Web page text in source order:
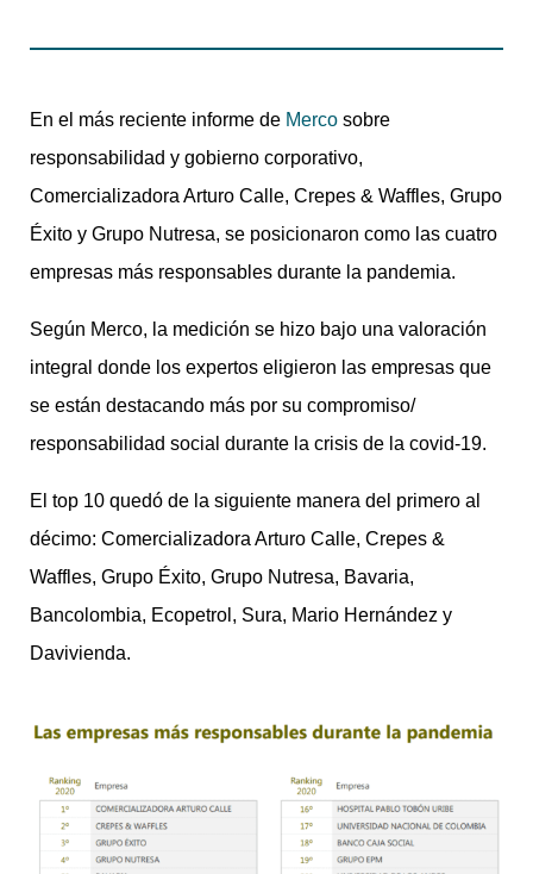
En el más reciente informe de Merco sobre
responsabilidad y gobierno corporativo,
Comercializadora Arturo Calle, Crepes & Waffles, Grupo
Éxito y Grupo Nutresa, se posicionaron como las cuatro
empresas más responsables durante la pandemia.
Según Merco, la medición se hizo bajo una valoración
integral donde los expertos eligieron las empresas que
se están destacando más por su compromiso/
responsabilidad social durante la crisis de la covid-19.
El top 10 quedó de la siguiente manera del primero al
décimo: Comercializadora Arturo Calle, Crepes &
Waffles, Grupo Éxito, Grupo Nutresa, Bavaria,
Bancolombia, Ecopetrol, Sura, Mario Hernández y
Davivienda.